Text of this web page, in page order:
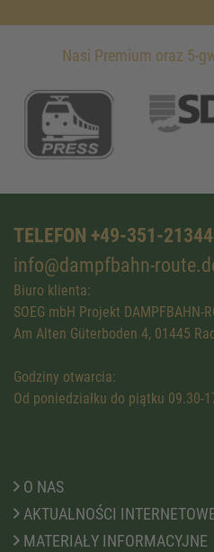
Nasi Premium oraz 5-
TELEFON +49-351-
info@dampfbahn-
Biuro klienta:
SOEG mbH Projekt DAMPFBAHN-
Am Alten Güterboden 4, 01445
Godziny otwarcia:
Od poniedziałku do piątku 09.30-
O NAS
AKTUALNOŚCI
MATERIAŁY INFORMACYJNE